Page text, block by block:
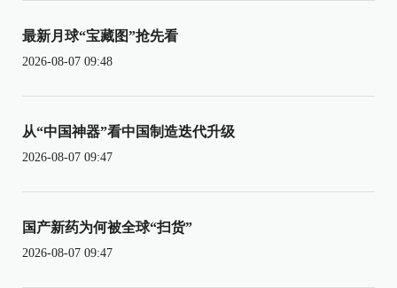
最新月球“宝藏图”抢先看
2026-08-07 09:48
从“中国神器”看中国制造迭代升级
2026-08-07 09:47
国产新药为何被全球“扫货”
2026-08-07 09:47